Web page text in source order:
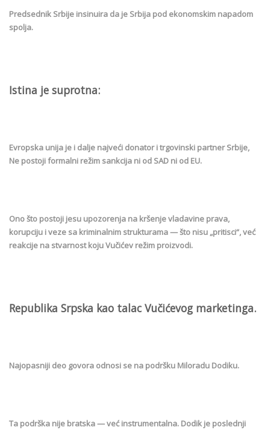
Predsednik Srbije insinuira da je Srbija pod ekonomskim napadom
spolja.
Istina je suprotna:
Evropska unija je i dalje najveći donator i trgovinski partner Srbije,
Ne postoji formalni režim sankcija ni od SAD ni od EU.
Ono što postoji jesu upozorenja na kršenje vladavine prava,
korupciju i veze sa kriminalnim strukturama — što nisu „pritisci“, već
reakcije na stvarnost koju Vučićev režim proizvodi.
Republika Srpska kao talac Vučićevog marketinga.
Najopasniji deo govora odnosi se na podršku Miloradu Dodiku.
Ta podrška nije bratska — već instrumentalna. Dodik je poslednji